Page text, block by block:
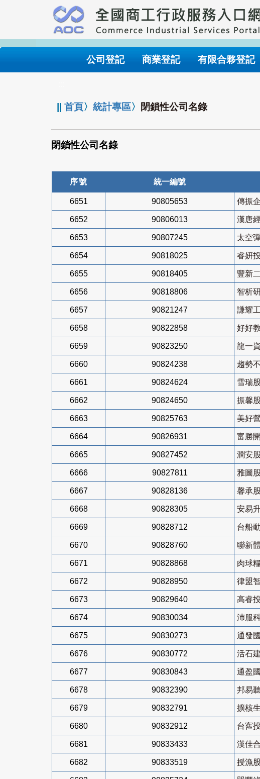
要
內
公司登記 商業登記 有限合夥登記
||首頁〉統計專區〉 閉鎖性公司名錄
閉鎖性公司名錄
序號 統一編號
6651 90805653 傳振
6652 90806013 漢唐
6653 90807245 太空
6654 90818025 睿妍
6655 90818405 豐新
6656 90818806 智析
6657 90821247 謙耀
6658 90822858 好好
6659 90823250 龍一
6660 90824238 趨勢
6661 90824624 雪瑞
6662 90824650 振馨
6663 90825763 美好
6664 90826931 富勝
6665 90827452 潤安
6666 90827811 雅圖
6667 90828136 馨承
6668 90828305 安易
6669 90828712 台船
6670 90828760 聯新
6671 90828868 肉球
6672 90828950 律盟
6673 90829640 高睿
6674 90830034 沛服
6675 90830273 通發
6676 90830772 活石
6677 90830843 通盈
6678 90832390 邦易
6679 90832791 擴核
6680 90832912 台寯
6681 90833433 漢佳
6682 90833519 授漁